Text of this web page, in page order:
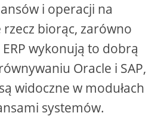
i operacji na
rzecz biorąc, zarówno
ERP wykonują to dobrą
Oracle i SAP,
widoczne w modułach
systemów.